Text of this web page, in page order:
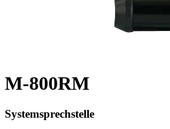
M-800RM
Systemsprechstelle